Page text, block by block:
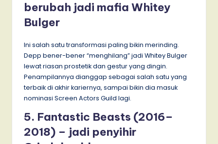
berubah jadi mafia Whitey
Bulger
Ini salah satu transformasi paling bikin merinding.
Depp bener-bener “menghilang” jadi Whitey Bulger
lewat riasan prostetik dan gestur yang dingin.
Penampilannya dianggap sebagai salah satu yang
terbaik di akhir kariernya, sampai bikin dia masuk
nominasi Screen Actors Guild lagi.
5. Fantastic Beasts (2016–
2018) – jadi penyihir